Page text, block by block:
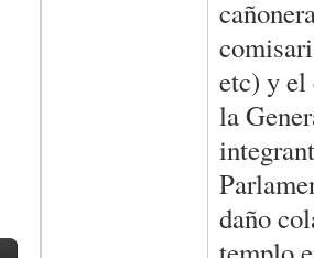
etc) y el
la
daño